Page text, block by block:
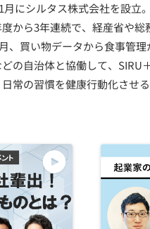
月にシルタス株式会社を設立。
から3年連続で、経産省や総
、買い物データから食事管
の自治体と協働して、SIRU
常の習慣を健康行動化させ